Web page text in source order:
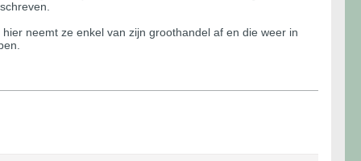
neemt ze enkel van zijn groothandel af en die weer in